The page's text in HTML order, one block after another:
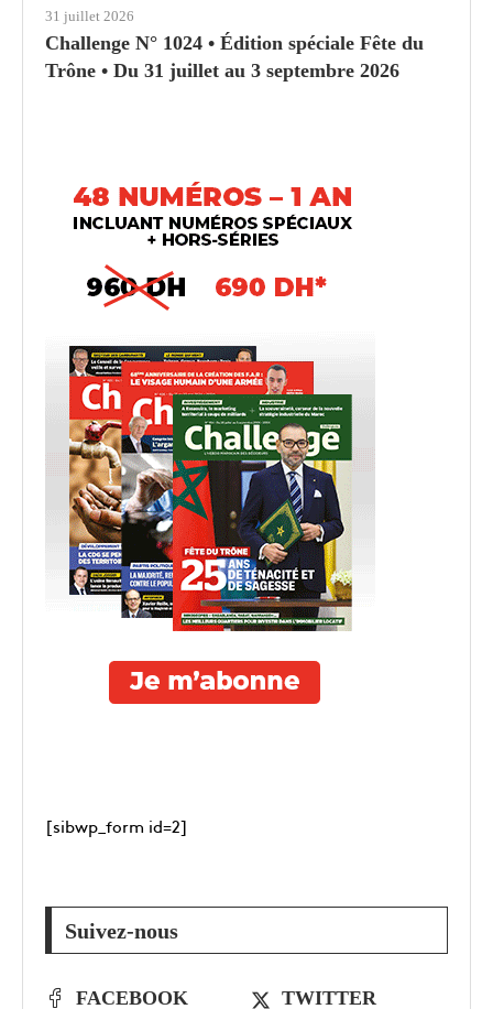
31 juillet 2026
Challenge N° 1024 • Édition spéciale Fête du
Trône • Du 31 juillet au 3 septembre 2026
[sibwp_form id=2]
Suivez-nous
FACEBOOK TWITTER